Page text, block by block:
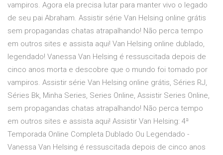
vampiros. Agora ela precisa lutar para manter vivo o legado
de seu pai Abraham. Assistir série Van Helsing online grátis
sem propagandas chatas atrapalhando! Não perca tempo
em outros sites e assista aqui! Van Helsing online dublado,
legendado! Vanessa Van Helsing é ressuscitada depois de
cinco anos morta e descobre que o mundo foi tomado por
vampiros. Assistir série Van Helsing online grátis, Séries RJ,
Séries Bk, Minha Series, Series Online, Assistir Series Online,
sem propagandas chatas atrapalhando! Não perca tempo
em outros sites e assista aqui! Assistir Van Helsing: 4ª
Temporada Online Completa Dublado Ou Legendado -
Vanessa Van Helsing é ressuscitada depois de cinco anos